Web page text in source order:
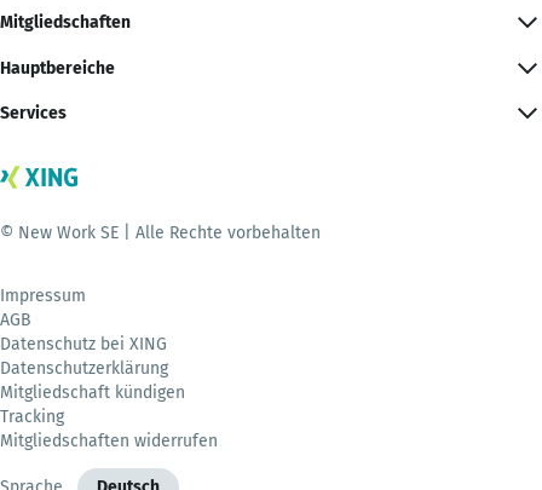
Mitgliedschaften
Hauptbereiche
Services
© New Work SE | Alle Rechte vorbehalten
Impressum
AGB
Datenschutz bei XING
Datenschutzerklärung
Mitgliedschaft kündigen
Tracking
Mitgliedschaften widerrufen